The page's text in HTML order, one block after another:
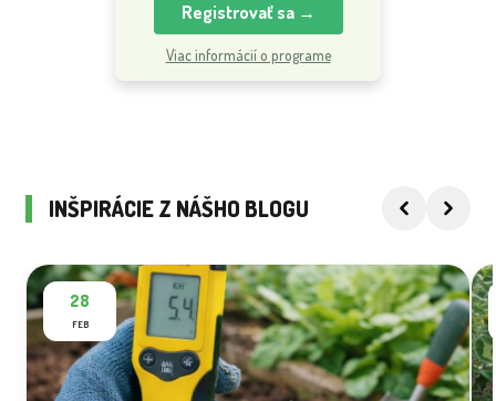
Registrovať sa →
Viac informácií o programe
INŠPIRÁCIE Z NÁŠHO BLOGU
28
FEB